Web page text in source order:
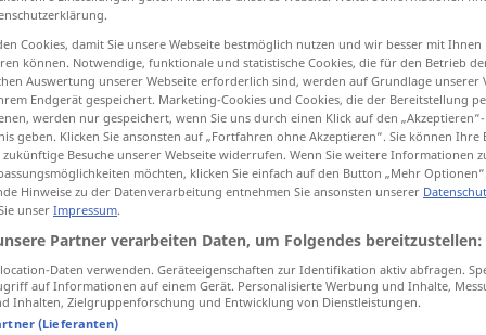
Rekonstruktion
Cookies, damit Sie unsere Webseite bestmöglich nutzen und wir besser mit Ihnen
können. Notwendige, funktionale und statistische Cookies, die für den Betrieb
Auswertung unserer Webseite erforderlich sind, werden auf Grundlage unserer
Endgerät gespeichert. Marketing-Cookies und Cookies, die der Bereitstellung
werden nur gespeichert, wenn Sie uns durch einen Klick auf den
geben. Klicken Sie ansonsten auf „Fortfahren ohne Akzeptieren“. Sie können
Besuche unserer Webseite widerrufen. Wenn Sie weitere Informationen
möchten, klicken Sie einfach auf den Button „Mehr
Hinweise zu der Datenverarbeitung entnehmen Sie ansonsten unserer
unser Impressum.
Partner verarbeiten Daten, um Folgendes bereitzustellen:
Daten verwenden. Geräteeigenschaften zur Identifikation aktiv abfragen.
auf Informationen auf einem Gerät. Personalisierte Werbung und Inhalte,
Inhalten, Zielgruppenforschung und Entwicklung von Dienstleistungen.
(Lieferanten)